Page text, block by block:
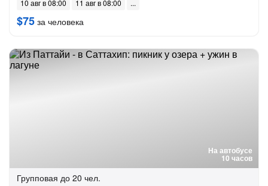
10 авг в 08:00 11 авг в 08:00
$75 за человека
На автобусе
10 часов
Групповая до 20 чел.